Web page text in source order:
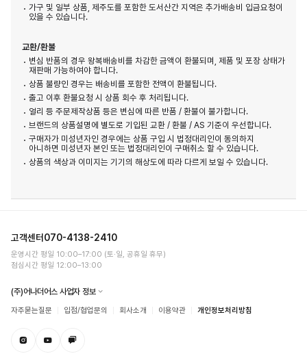
가구 및 일부 상품, 제주도를 포함한 도서산간 지역은 추가배송비 입금요청이
있을 수 있습니다.
교환/환불
변심 반품의 경우 왕복배송비를 차감한 금액이 환불되며, 제품 및 포장 상태가
재판매 가능하여야 합니다.
상품 불량인 경우는 배송비를 포함한 전액이 환불됩니다.
출고 이후 환불요청 시 상품 회수 후 처리됩니다.
얼리 등 주문제작상품 등은 변심에 따른 반품 / 환불이 불가합니다.
브랜드의 상품설명에 별도로 기입된 교환 / 환불 / AS 기준이 우선합니다.
구매자가 미성년자인 경우에는 상품 구입 시 법정대리인이 동의하지
아니하면 미성년자 본인 또는 법정대리인이 구매취소 할 수 있습니다.
상품의 색상과 이미지는 기기의 해상도에 따라 다르게 보일 수 있습니다.
고객센터 070-4138-2410
운영시간 평일 10:00–17:00 (토·일, 공휴일 휴무)
점심시간 평일 12:00–13:00
(주)어나더어스 사업자 정보
자주묻는질문 입점/협업문의 회사소개 이용약관 개인정보처리방침